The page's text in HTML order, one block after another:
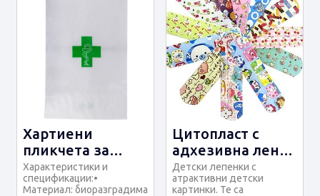
Хартиени
пликчета за
аптека
Характеристики и
спецификации:•
Материал: биоразградима
Цитопласт с
адхезивна лента
- детски принт
Детски лепенки с
атрактивни детски
картинки. Те са